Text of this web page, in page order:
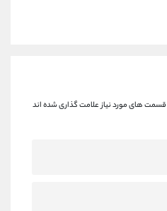
قسمت های مورد نیاز علامت گذاری شده اند